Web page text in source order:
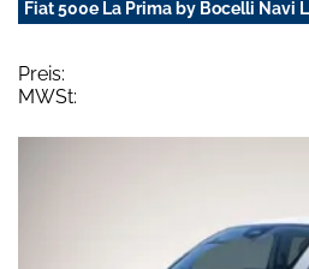
Fiat 500e La Prima by Bocelli Navi
Preis:
MWSt: